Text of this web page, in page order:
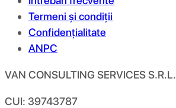
Termeni și condiții
Confidențialitate
ANPC
VAN CONSULTING SERVICES S.R.L.
CUI: 39743787